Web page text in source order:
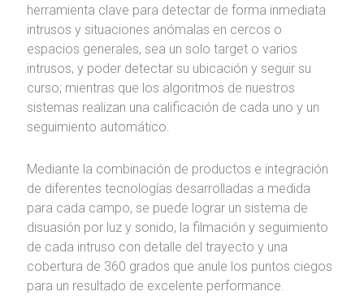
herramienta clave para detectar de forma inmediata
intrusos y situaciones anómalas en cercos o
espacios generales, sea un solo target o varios
intrusos, y poder detectar su ubicación y seguir su
curso; mientras que los algoritmos de nuestros
sistemas realizan una calificación de cada uno y un
seguimiento automático.
Mediante la combinación de productos e integración
de diferentes tecnologías desarrolladas a medida
para cada campo, se puede lograr un sistema de
disuasión por luz y sonido, la filmación y seguimiento
de cada intruso con detalle del trayecto y una
cobertura de 360 grados que anule los puntos ciegos
para un resultado de excelente performance.